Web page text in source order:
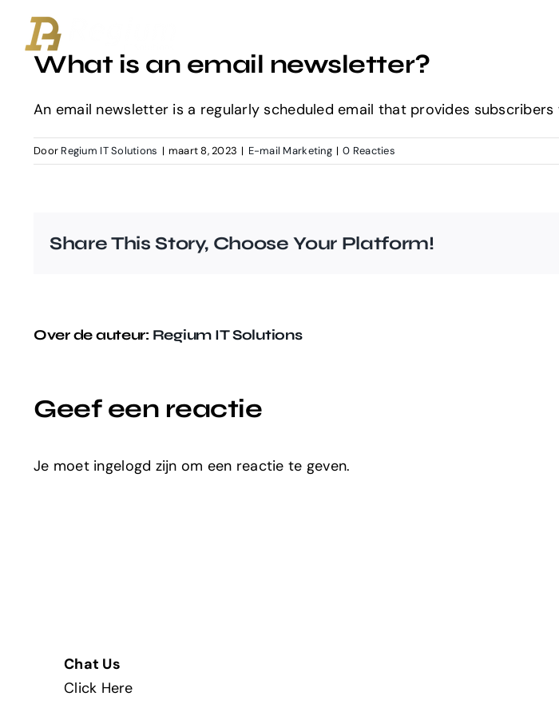
inhoudWhat is an email newsletter?
An email newsletter is a regularly scheduled email that provides
Door Regium IT Solutions | maart 8, 2023 | E-mail Marketing | 0 Reacties
Share This Story, Choose Your Platform!
Over de auteur: Regium IT Solutions
Geef een reactie
Je moet ingelogd zijn om een reactie te geven.
Chat Us
Click Here